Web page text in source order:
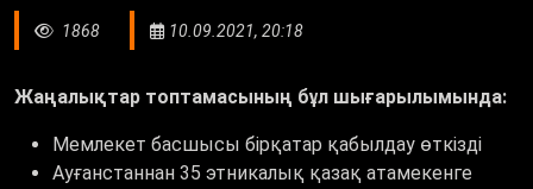
1868 10.09.2021, 20:18
Жаңалықтар топтамасының бұл шығарылымында:
Мемлекет басшысы бірқатар қабылдау өткізді
Ауғанстаннан 35 этникалық қазақ атамекенге